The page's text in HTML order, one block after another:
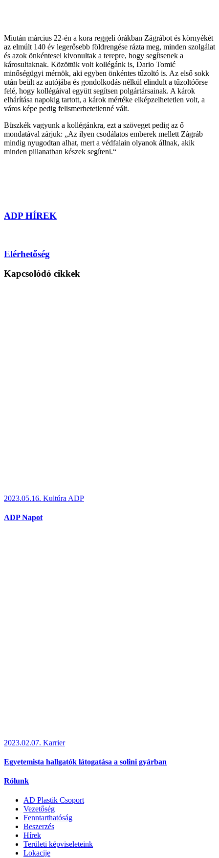
Miután március 22-én a kora reggeli órákban Zágrábot és környékét
az elmúlt 140 év legerősebb földrengése rázta meg, minden szolgálat
és azok önkéntesei kivonultak a terepre, hogy segítsenek a
károsultaknak. Közöttük volt kollégánk is, Dario Tomić
minőségügyi mérnök, aki egyben önkéntes tűzoltó is. Az első sokk
után beült az autójába és gondolkodás nélkül elindult a tűzoltóőrse
felé, hogy kollégáival együtt segítsen polgártársainak. A károk
elhárítása napokig tartott, a károk mértéke elképzelhetetlen volt, a
város képe pedig felismerhetetlenné vált.
Büszkék vagyunk a kollégánkra, ezt a szöveget pedig az ő
mondatával zárjuk: „Az ilyen csodálatos emberek mellett Zágráb
mindig nyugodtan alhat, mert a védfalain olyanok állnak, akik
minden pillanatban készek segíteni.“
ADP HÍREK
Elérhetőség
Kapcsolódó cikkek
2023.05.16. Kultúra ADP
ADP Napot
2023.02.07. Karrier
Egyetemista hallgatók látogatása a solini gyárban
Rólunk
AD Plastik Csoport
Vezetőség
Fenntarthatóság
Beszerzés
Hírek
Területi képviseleteink
Lokacije